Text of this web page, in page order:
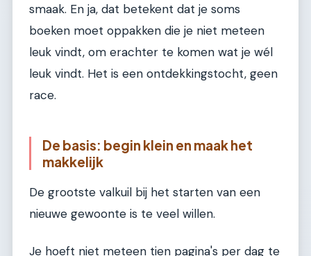
smaak. En ja, dat betekent dat je soms
boeken moet oppakken die je niet meteen
leuk vindt, om erachter te komen wat je wél
leuk vindt. Het is een ontdekkingstocht, geen
race.
De basis: begin klein en maak het
makkelijk
De grootste valkuil bij het starten van een
nieuwe gewoonte is te veel willen.
Je hoeft niet meteen tien pagina's per dag te